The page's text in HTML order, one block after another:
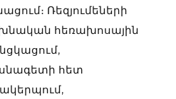
Ռեզյումեների
հեռախոսային
հետ